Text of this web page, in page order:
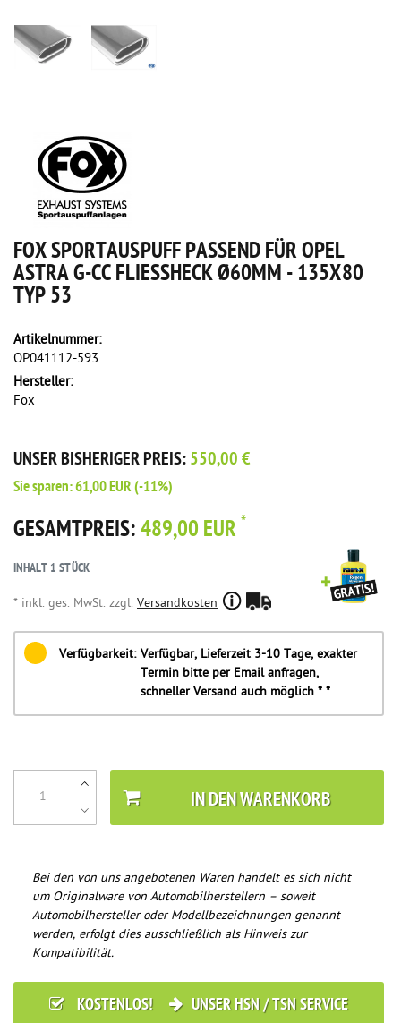
FOX SPORTAUSPUFF PASSEND FÜR OPEL
ASTRA G-CC FLIESSHECK Ø60MM - 135X80 T
YP 53
Artikelnummer:
OP041112-593
Hersteller:
Fox
UNSER BISHERIGER PREIS:550,00 €
Sie sparen:61,00 EUR(-11%)
GESAMTPREIS:489,00 EUR *
INHALT 1STÜCK
* inkl. ges. MwSt. zzgl. Versandkosten
Verfügbarkeit: Verfügbar, Lieferzeit 3-10 Tage, exakter
Termin bitte per Email anfragen,
schneller Versand auch möglich * *
IN DEN WARENKORB
Bei den von uns angebotenen Waren handelt es sich nicht
um Originalware von Automobilherstellern – soweit
Automobilhersteller oder Modellbezeichnungen genannt
werden, erfolgt dies ausschließlich als Hinweis zur
Kompatibilität.
KOSTENLOS! UNSER HSN / TSN SERVICE